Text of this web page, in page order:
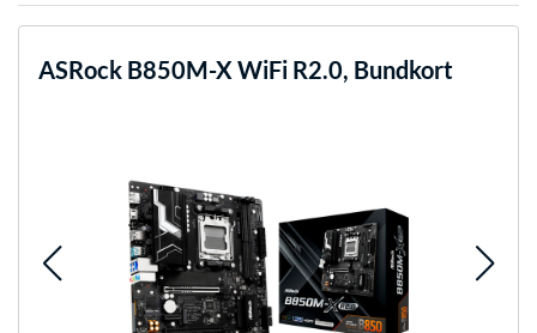
ASRock B850M-X WiFi R2.0, Bundkort